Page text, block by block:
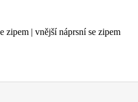
zipem | vnější náprsní se zipem